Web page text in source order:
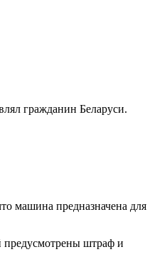
гражданин Беларуси.
машина предназначена для
предусмотрены штраф и